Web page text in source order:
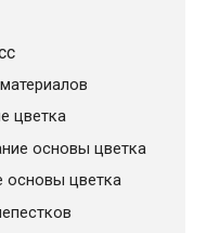
цветка
основы цветка
основы цветка